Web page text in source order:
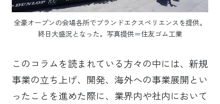
全豪オープンの会場各所でブランドエクスペリエンスを提供。
終日大盛況となった。写真提供＝住友ゴム工業
このコラムを読まれている方々の中には、新規
事業の立ち上げ、開発、海外への事業展開とい
ったことを進めた際に、業界内や社内において